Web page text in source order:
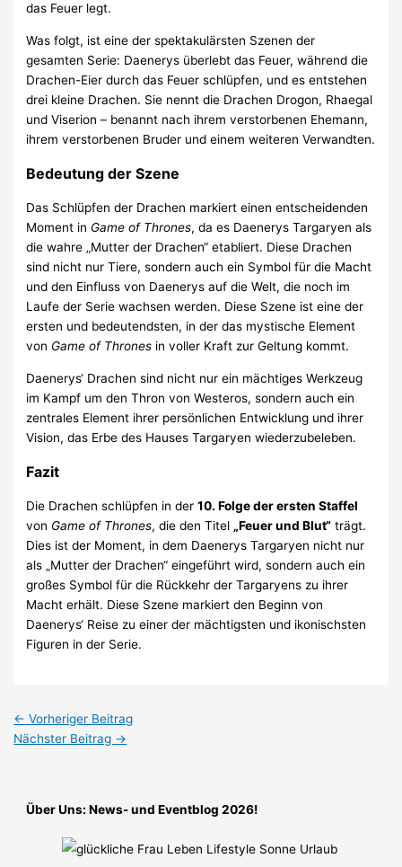
das Feuer legt.
Was folgt, ist eine der spektakulärsten Szenen der
gesamten Serie: Daenerys überlebt das Feuer, während die
Drachen-Eier durch das Feuer schlüpfen, und es entstehen
drei kleine Drachen. Sie nennt die Drachen Drogon, Rhaegal
und Viserion – benannt nach ihrem verstorbenen Ehemann,
ihrem verstorbenen Bruder und einem weiteren Verwandten.
Bedeutung der Szene
Das Schlüpfen der Drachen markiert einen entscheidenden
Moment in Game of Thrones, da es Daenerys Targaryen als
die wahre „Mutter der Drachen“ etabliert. Diese Drachen
sind nicht nur Tiere, sondern auch ein Symbol für die Macht
und den Einfluss von Daenerys auf die Welt, die noch im
Laufe der Serie wachsen werden. Diese Szene ist eine der
ersten und bedeutendsten, in der das mystische Element
von Game of Thrones in voller Kraft zur Geltung kommt.
Daenerys‘ Drachen sind nicht nur ein mächtiges Werkzeug
im Kampf um den Thron von Westeros, sondern auch ein
zentrales Element ihrer persönlichen Entwicklung und ihrer
Vision, das Erbe des Hauses Targaryen wiederzubeleben.
Fazit
Die Drachen schlüpfen in der10. Folge der ersten Staffel
von Game of Thrones, die den Titel „Feuer und Blut“ trägt.
Dies ist der Moment, in dem Daenerys Targaryen nicht nur
als „Mutter der Drachen“ eingeführt wird, sondern auch ein
großes Symbol für die Rückkehr der Targaryens zu ihrer
Macht erhält. Diese Szene markiert den Beginn von
Daenerys‘ Reise zu einer der mächtigsten und ikonischsten
Figuren in der Serie.
← Vorheriger Beitrag
Nächster Beitrag →
Über Uns: News- und Eventblog 2026!